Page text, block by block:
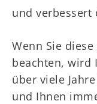
und
Wenn Sie
beachten, wird
über viele
und Ihnen